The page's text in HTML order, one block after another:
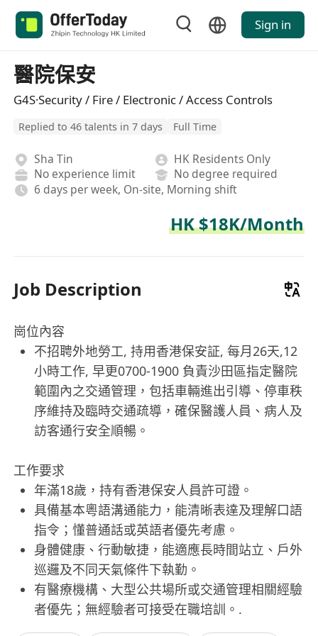
Sign in
醫院保安
G4S·Security / Fire / Electronic / Access Controls
Replied to 46 talents in 7 days Full Time
Sha Tin
HK Residents Only
No experience limit
No degree required
6 days per week, On-site, Morning shift
HK $18K/Month
Job Description
崗位內容
不招聘外地勞工, 持用香港保安証, 每月26天,12
小時工作, 早更0700-1900 負責沙田區指定醫院
範圍內之交通管理，包括車輛進出引導、停車秩
序維持及臨時交通疏導，確保醫護人員、病人及
訪客通行安全順暢。
工作要求
年滿18歲，持有香港保安人員許可證。
具備基本粵語溝通能力，能清晰表達及理解口語
指令；懂普通話或英語者優先考慮。
身體健康、行動敏捷，能適應長時間站立、戶外
巡邏及不同天氣條件下執勤。
有醫療機構、大型公共場所或交通管理相關經驗
者優先；無經驗者可接受在職培訓。.